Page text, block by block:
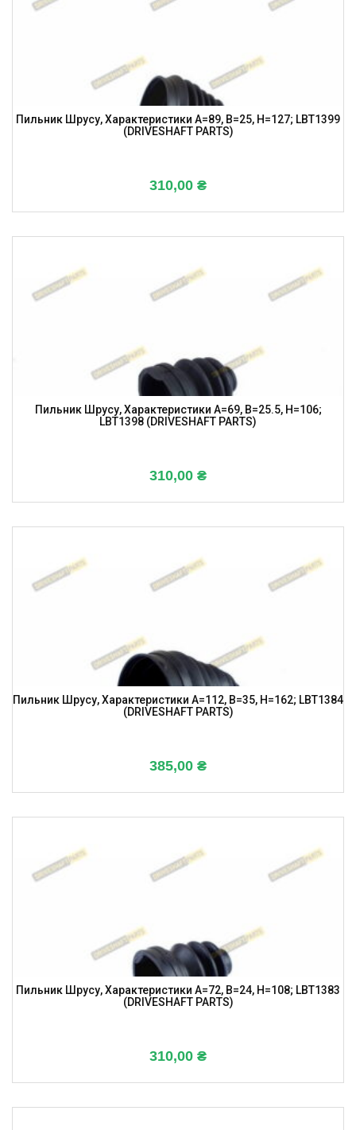
Пильник Шрусу, Характеристики A=89, B=25, H=127; LBT1399
(DRIVESHAFT PARTS)
310,00 ₴
Пильник Шрусу, Характеристики A=69, B=25.5, H=106;
LBT1398 (DRIVESHAFT PARTS)
310,00 ₴
Пильник Шрусу, Характеристики A=112, B=35, H=162; LBT1384
(DRIVESHAFT PARTS)
385,00 ₴
Пильник Шрусу, Характеристики A=72, B=24, H=108; LBT1383
(DRIVESHAFT PARTS)
310,00 ₴